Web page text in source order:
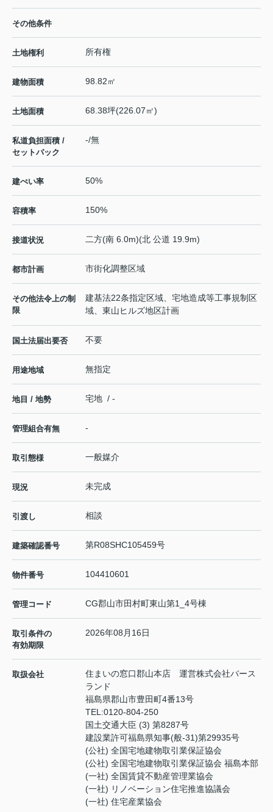
その他条件
土地権利 所有権
建物面積 98.82㎡
土地面積 68.38坪(226.07㎡)
私道負担面積 /
セットバック
-/無
建ぺい率 50%
容積率 150%
接道状況 二方(南 6.0m)(北 公道 19.9m)
都市計画 市街化調整区域
その他法令上の制
限
建基法22条指定区域、宅地造成等工事規制区
域、東山ヒルズ地区計画
国土法届出要否 不要
用途地域 無指定
地目 / 地勢 宅地 / -
管理組合有無 -
取引態様 一般媒介
現況 未完成
引渡し 相談
建築確認番号 第R08SHC105459号
物件番号 104410601
管理コード CG郡山市田村町東山第1_4号棟
取引条件の
有効期限
2026年08月16日
取扱会社
住まいの窓口郡山本店 運営株式会社バース
ランド
福島県郡山市豊田町4番13号
TEL:0120-804-250
国土交通大臣 (3) 第8287号
建設業許可福島県知事(般-31)第29935号
(公社) 全国宅地建物取引業保証協会
(公社) 全国宅地建物取引業保証協会 福島本部
(一社) 全国賃貸不動産管理業協会
(一社) リノベーション住宅推進協議会
(一社) 住宅産業協会